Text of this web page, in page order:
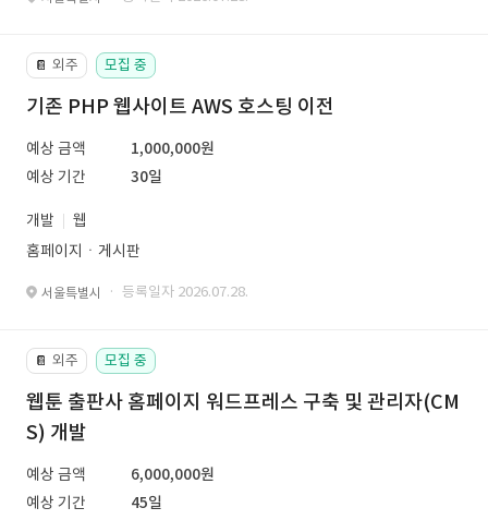
📔 외주 모집 중
기존 PHP 웹사이트 AWS 호스팅 이전
예상 금액
1,000,000원
예상 기간
30일
개발
웹
홈페이지ㆍ게시판
서울특별시 · 등록일자 2026.07.28.
📔 외주 모집 중
웹툰 출판사 홈페이지 워드프레스 구축 및 관리자(CM
S) 개발
예상 금액
6,000,000원
예상 기간
45일